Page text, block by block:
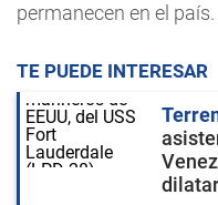
permanecen en el país.
TE PUEDE INTERESAR